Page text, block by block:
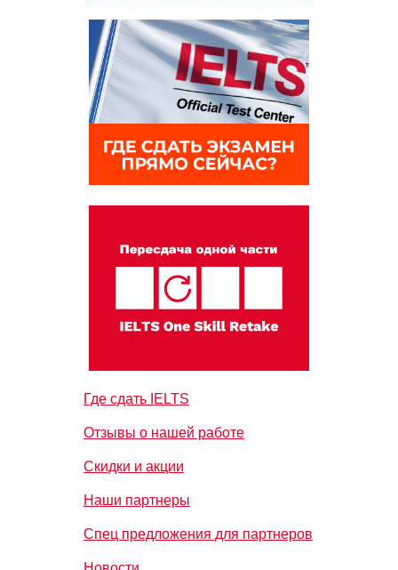
Где сдать IELTS
Отзывы о нашей работе
Скидки и акции
Наши партнеры
Спец предложения для партнеров